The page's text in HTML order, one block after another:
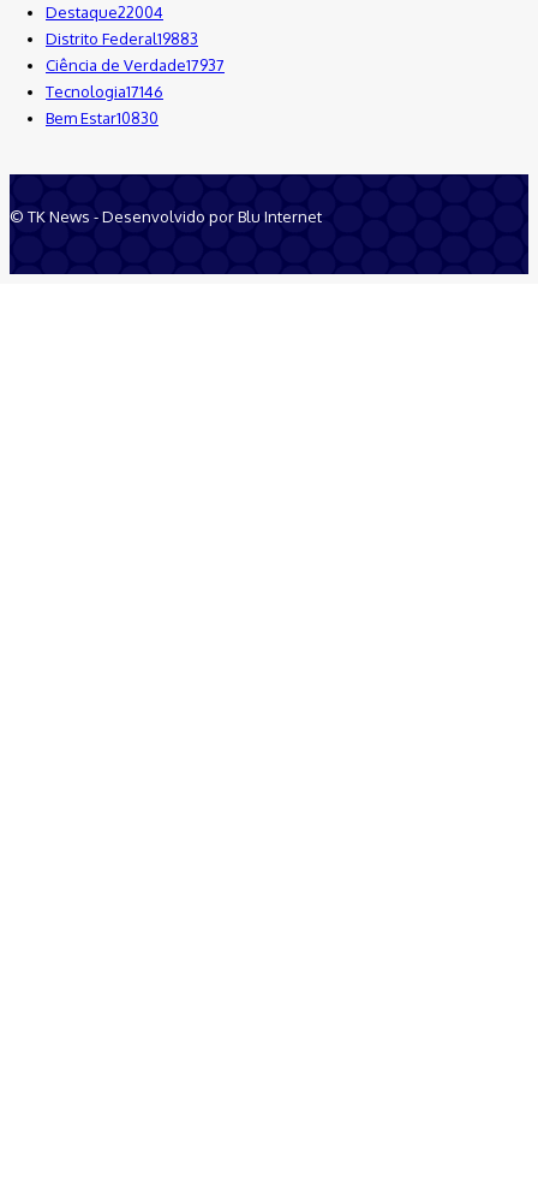
Destaque22004
Distrito Federal19883
Ciência de Verdade17937
Tecnologia17146
Bem Estar10830
© TK News - Desenvolvido por Blu Internet